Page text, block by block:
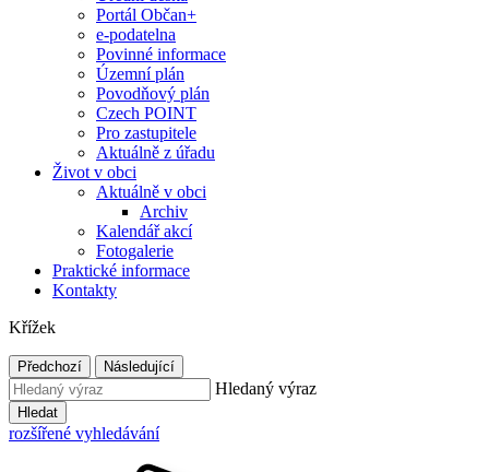
Portál Občan+
e-podatelna
Povinné informace
Územní plán
Povodňový plán
Czech POINT
Pro zastupitele
Aktuálně z úřadu
Život v obci
Aktuálně v obci
Archiv
Kalendář akcí
Fotogalerie
Praktické informace
Kontakty
Křížek
Předchozí Následující
Hledaný výraz
Hledat
rozšířené vyhledávání